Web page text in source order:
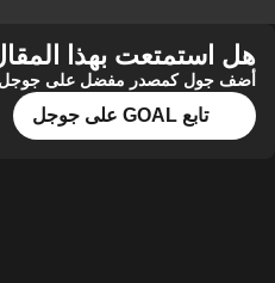
هل استمتعت بهذا
أضف جول كمصدر مفضل على جوجل
تابع GOAL على جوجل